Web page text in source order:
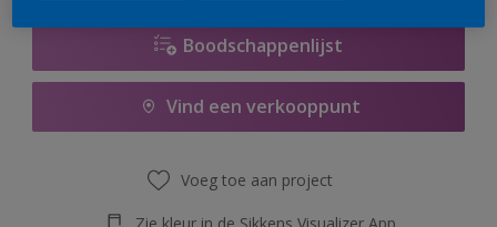
Boodschappenlijst
Vind een verkooppunt
Voeg toe aan project